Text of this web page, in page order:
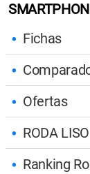
Fichas
Ofertas
RODA LISO
Ranking